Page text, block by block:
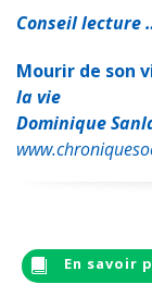
Conseil lecture
Mourir de son
la vie
Dominique
En savoir